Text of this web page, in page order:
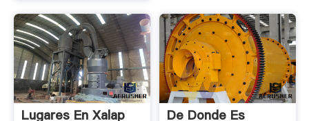
Lugares En Xalap
De Donde Es